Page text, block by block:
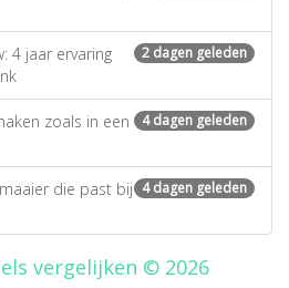
2 dagen geleden
4 jaar ervaring
4 dagen geleden
zoals in een
4 dagen geleden
die past bij
vergelijken © 2026